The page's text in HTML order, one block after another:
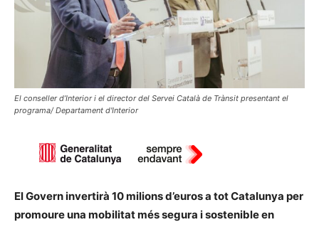
El conseller d’Interior i el director del Servei Català de Trànsit presentant el
programa/ Departament d'Interior
El Govern invertirà 10 milions d’euros a tot Catalunya per
promoure una mobilitat més segura i sostenible en